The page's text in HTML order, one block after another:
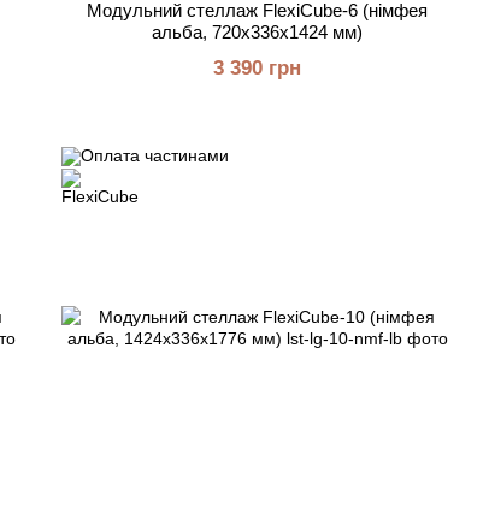
Модульний стеллаж FlexiCube-6 (німфея
альба, 720х336х1424 мм)
3 390 грн